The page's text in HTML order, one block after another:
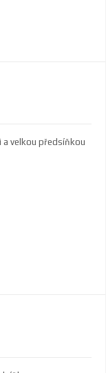
a velkou předsíňkou